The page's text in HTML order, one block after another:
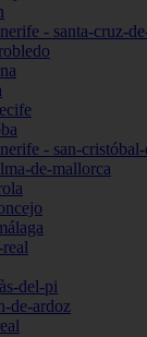
- santa-cruz-
- san-
de-mallorca
del-pi
de-ardoz